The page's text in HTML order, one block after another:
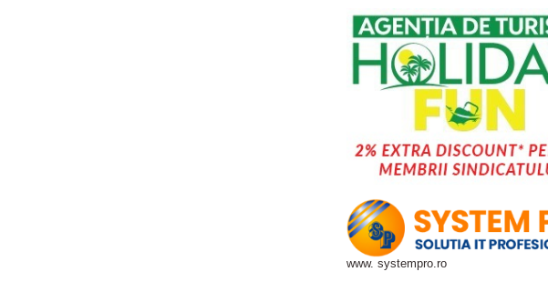
www. systempro.ro